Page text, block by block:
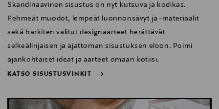
Skandinaavinen sisustus on nyt kutsuva ja kodikas.
Pehmeät muodot, lempeät luonnonsävyt ja -materiaalit
sekä harkiten valitut designaarteet herättävät
selkeälinjaisen ja ajattoman sisustuksen eloon. Poimi
ajankohtaiset ideat ja aarteet omaan kotiisi.
KATSO SISUSTUSVINKIT
KATSO SISUSTUSVINKIT